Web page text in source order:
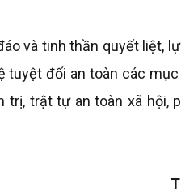
và tinh thần quyết liệt,
tuyệt đối an toàn các
trị, trật tự an toàn xã hội,